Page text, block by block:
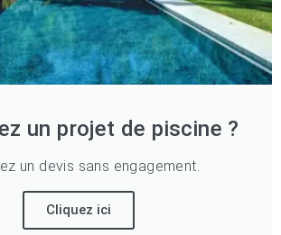
un projet de piscine ?
un devis sans engagement.
Cliquez ici